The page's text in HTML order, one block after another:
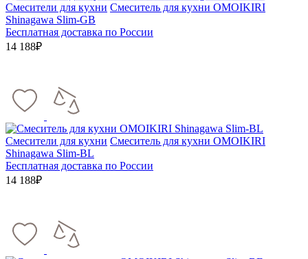
Смесители для кухни Смеситель для кухни OMOIKIRI
Shinagawa Slim-GB
Бесплатная доставка по России
14 188₽
Смесители для кухни Смеситель для кухни OMOIKIRI
Shinagawa Slim-BL
Бесплатная доставка по России
14 188₽